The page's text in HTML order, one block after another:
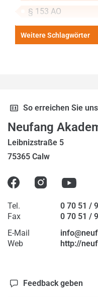
2018
2019
2020
2023
2024
2025
2026
§ 153 AO
Weitere Schlagwörter
Feedback geben
So erreichen Sie uns
Neufang
Leibnizstraße 5
75365 Calw
Tel.
0 70 51 /
Fax
0 70 51 /
E-Mail
Web
http://